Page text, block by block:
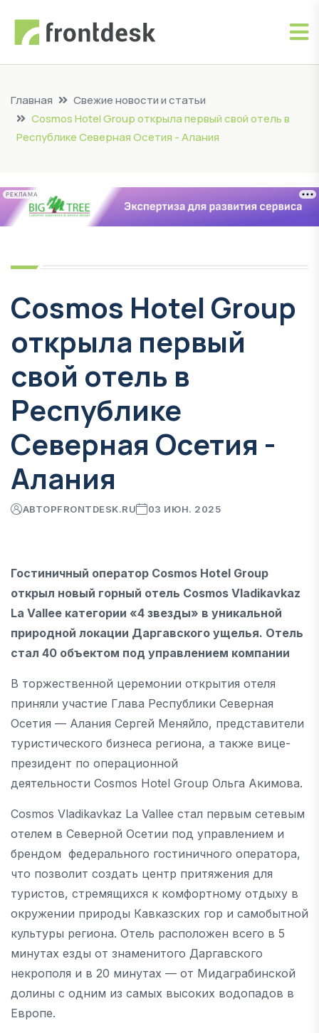
Главная
Свежие новости и статьи
Cosmos Hotel Group открыла первый свой отель в
Республике Северная Осетия - Алания
РЕКЛАМА
Cosmos Hotel Group
открыла первый
свой отель в
Республике
Северная Осетия -
Алания
АВТОРFRONTDESK.RU 03 ИЮН. 2025
Гостиничный оператор Cosmos Hotel Group
открыл новый горный отель Cosmos Vladikavkaz
La Vallee категории «4 звезды» в уникальной
природной локации Даргавского ущелья. Отель
стал 40 объектом под управлением компании
В торжественной церемонии открытия отеля
приняли участие Глава Республики Северная
Осетия — Алания Сергей Меняйло, представители
туристического бизнеса региона, а также вице-
президент по операционной
деятельности Cosmos Hotel Group Ольга Акимова.
Cosmos Vladikavkaz La Vallee стал первым сетевым
отелем в Северной Осетии под управлением и
брендом федерального гостиничного оператора,
что позволит создать центр притяжения для
туристов, стремящихся к комфортному отдыху в
окружении природы Кавказских гор и самобытной
культуры региона. Отель расположен всего в 5
минутах езды от знаменитого Даргавского
некрополя и в 20 минутах — от Мидаграбинской
долины с одним из самых высоких водопадов в
Европе.